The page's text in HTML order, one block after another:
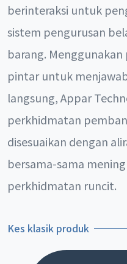
berinteraksi untuk
sistem pengurusan
barang.
pintar untuk
langsung, Appar
perkhidmatan
disesuaikan dengan
bersama-sama
perkhidmatan runcit.
Kes klasik produk